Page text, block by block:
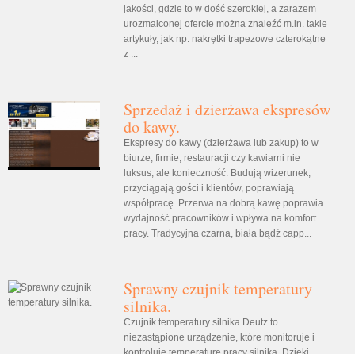
jakości, gdzie to w dość szerokiej, a zarazem
urozmaiconej ofercie można znaleźć m.in. takie
artykuły, jak np. nakrętki trapezowe czterokątne
z ...
Sprzedaż i dzierżawa ekspresów
do kawy.
Ekspresy do kawy (dzierżawa lub zakup) to w
biurze, firmie, restauracji czy kawiarni nie
luksus, ale konieczność. Budują wizerunek,
przyciągają gości i klientów, poprawiają
współpracę. Przerwa na dobrą kawę poprawia
wydajność pracowników i wpływa na komfort
pracy. Tradycyjna czarna, biała bądź capp...
Sprawny czujnik temperatury
silnika.
Czujnik temperatury silnika Deutz to
niezastąpione urządzenie, które monitoruje i